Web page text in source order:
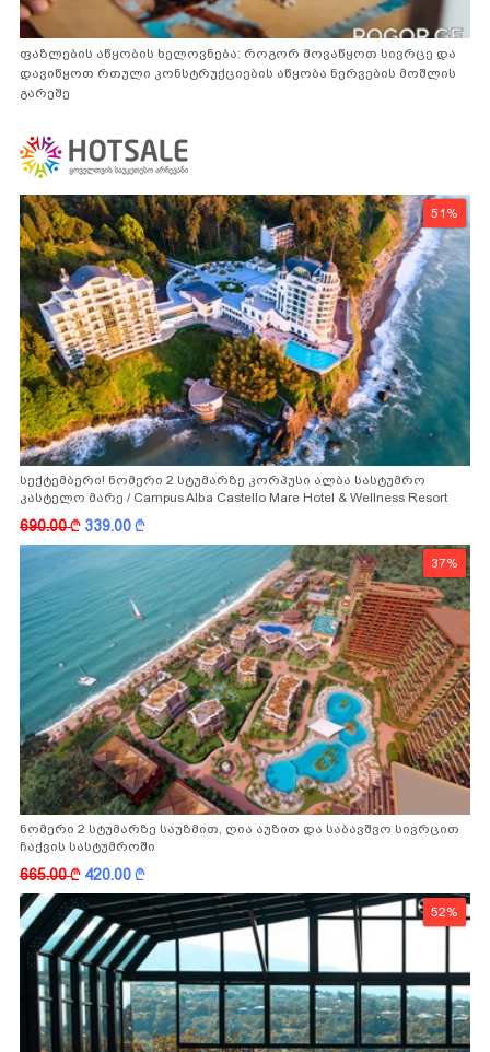
ფაზლების აწყობის ხელოვნება: როგორ მოვაწყოთ სივრცე და
დავიწყოთ რთული კონსტრუქციების აწყობა ნერვების მოშლის
გარეშე
51%
სექტემბერი! ნომერი 2 სტუმარზე კორპუსი ალბა სასტუმრო
კასტელო მარე / Campus Alba Castello Mare Hotel & Wellness Resort
690.00k 339.00k
37%
ნომერი 2 სტუმარზე საუზმით, ღია აუზით და საბავშვო სივრცით
ჩაქვის სასტუმროში
665.00k 420.00k
52%